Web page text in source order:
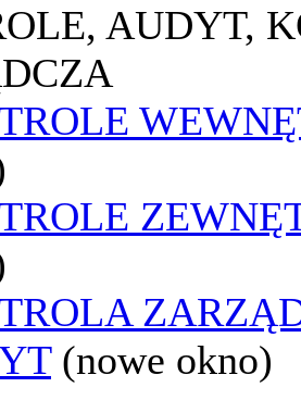
AUDYT,
(nowe okno)